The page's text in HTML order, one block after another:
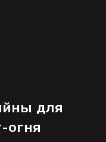
для
огня